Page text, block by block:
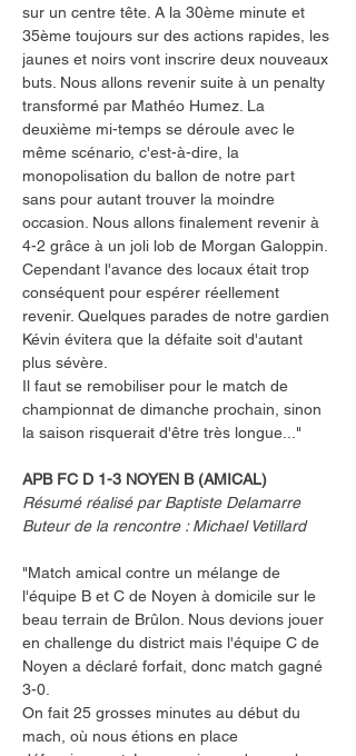
sur un centre tête. A la 30ème minute et
35ème toujours sur des actions rapides, les
jaunes et noirs vont inscrire deux nouveaux
buts. Nous allons revenir suite à un penalty
transformé par Mathéo Humez. La
deuxième mi-temps se déroule avec le
même scénario, c'est-à-dire, la
monopolisation du ballon de notre part
sans pour autant trouver la moindre
occasion. Nous allons finalement revenir à
4-2 grâce à un joli lob de Morgan Galoppin.
Cependant l'avance des locaux était trop
conséquent pour espérer réellement
revenir. Quelques parades de notre gardien
Kévin évitera que la défaite soit d'autant
plus sévère.
Il faut se remobiliser pour le match de
championnat de dimanche prochain, sinon
la saison risquerait d'être très longue..."
APB FC D 1-3 NOYEN B (AMICAL)
Résumé réalisé par Baptiste Delamarre
Buteur de la rencontre : Michael Vetillard
"Match amical contre un mélange de
l'équipe B et C de Noyen à domicile sur le
beau terrain de Brûlon. Nous devions jouer
en challenge du district mais l'équipe C de
Noyen a déclaré forfait, donc match gagné
3-0.
On fait 25 grosses minutes au début du
mach, où nous étions en place